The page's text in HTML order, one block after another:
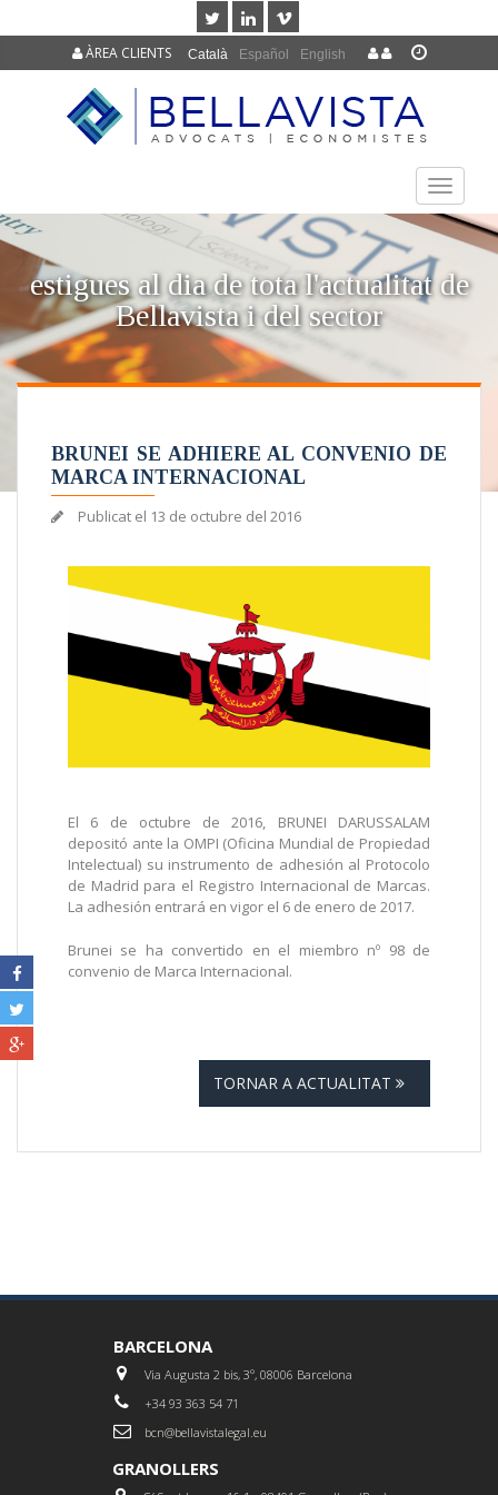
Català Español English
ÀREA CLIENTS
TOGGLE
estigues al dia de tota l'actualitat de
Bellavista i del sector
BRUNEI SE ADHIERE AL CONVENIO DE
MARCA INTERNACIONAL
Publicat el 13 de octubre del 2016
El 6 de octubre de 2016, BRUNEI DARUSSALAM
depositó ante la OMPI (Oficina Mundial de Propiedad
Intelectual) su instrumento de adhesión al Protocolo
de Madrid para el Registro Internacional de Marcas.
La adhesión entrará en vigor el 6 de enero de 2017.
Brunei se ha convertido en el miembro nº 98 de
convenio de Marca Internacional.
TORNAR A ACTUALITAT
BARCELONA
Via Augusta 2 bis, 3º, 08006 Barcelona
+34 93 363 54 71
bcn@bellavistalegal.eu
GRANOLLERS